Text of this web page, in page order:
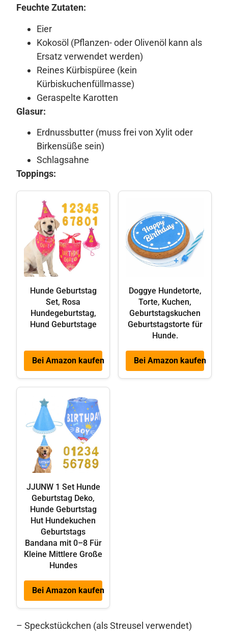
Feuchte Zutaten:
Eier
Kokosöl (Pflanzen- oder Olivenöl kann als
Ersatz verwendet werden)
Reines Kürbispüree (kein
Kürbiskuchenfüllmasse)
Geraspelte Karotten
Glasur:
Erdnussbutter (muss frei von Xylit oder
Birkensüße sein)
Schlagsahne
Toppings:
Hunde Geburtstag
Set, Rosa
Hundegeburtstag,
Hund Geburtstage
Bei Amazon kaufen
Doggye Hundetorte,
Torte, Kuchen,
Geburtstagskuchen
Geburtstagstorte für
Hunde.
Bei Amazon kaufen
JJUNW 1 Set Hunde
Geburtstag Deko,
Hunde Geburtstag
Hut Hundekuchen
Geburtstags
Bandana mit 0–8 Für
Kleine Mittlere Große
Hundes
Bei Amazon kaufen
– Speckstückchen (als Streusel verwendet)